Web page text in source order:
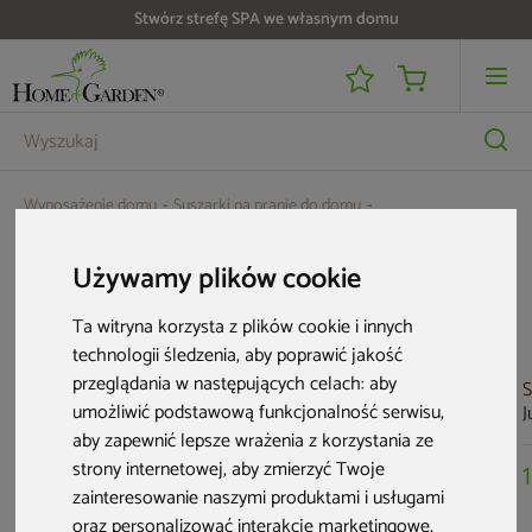
Używamy plików cookie
Ta witryna korzysta z plików cookie i innych
technologii śledzenia, aby poprawić jakość
przeglądania w następujących celach:aby
umożliwić podstawową funkcjonalność serwisu,
aby zapewnić lepsze wrażenia z korzystania ze
strony internetowej,aby zmierzyć Twoje
zainteresowanie naszymi produktami i usługami
Stwórz strefę SPA we własnym domu
Wyposażenie domu
Suszarki na pranie do domu
Aktualne oferty